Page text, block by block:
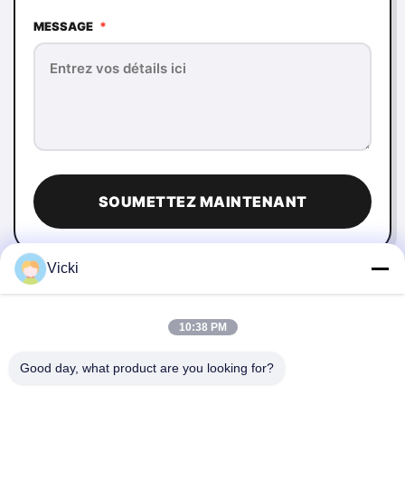
MESSAGE *
SOUMETTEZ MAINTENANT
Vicki
10:38 PM
Good day, what product are you looking for?